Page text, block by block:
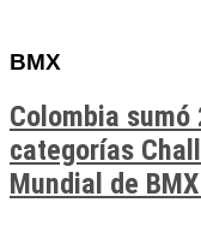
BMX
Colombia
categorías
Mundial de